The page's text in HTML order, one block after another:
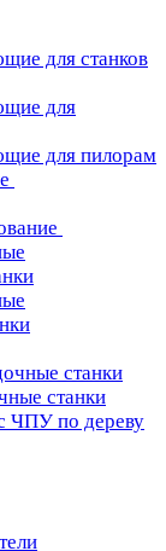
для станков
для
для пилорам
станки
станки
ЧПУ по дереву